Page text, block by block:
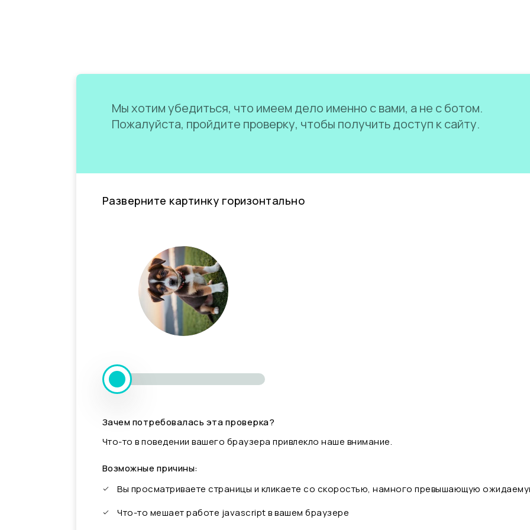
Мы хотим убедиться, что имеем дело именно с вами, а не с ботом.
Пожалуйста, пройдите проверку, чтобы получить доступ к сайту.
Разверните картинку горизонтально
Зачем потребовалась эта проверка?
Что-то в поведении вашего браузера привлекло наше внимание.
Возможные причины:
Вы просматриваете страницы и кликаете со скоростью, намного превышающую
Что-то мешает работе javascript в вашем браузере